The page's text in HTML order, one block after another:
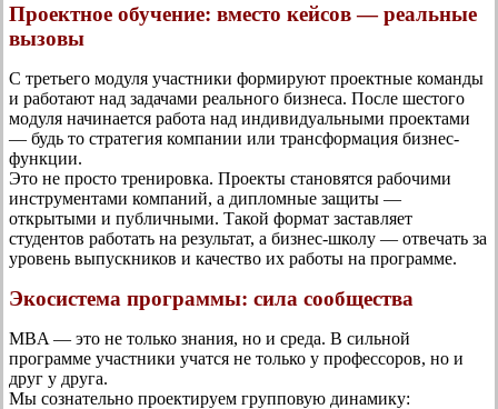
Проектное обучение: вместо кейсов — реальные
вызовы
С третьего модуля участники формируют проектные команды
и работают над задачами реального бизнеса. После шестого
модуля начинается работа над индивидуальными проектами
— будь то стратегия компании или трансформация бизнес-
функции.
Это не просто тренировка. Проекты становятся рабочими
инструментами компаний, а дипломные защиты —
открытыми и публичными. Такой формат заставляет
студентов работать на результат, а бизнес-школу — отвечать за
уровень выпускников и качество их работы на программе.
Экосистема программы: сила сообщества
MBA — это не только знания, но и среда. В сильной
программе участники учатся не только у профессоров, но и
друг у друга.
Мы сознательно проектируем групповую динамику: